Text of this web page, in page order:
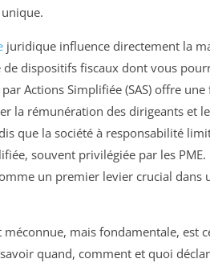
juridique influence directement la
dispositifs fiscaux dont vous
Actions Simplifiée (SAS) offre
la rémunération des dirigeants et
que la société à responsabilité
souvent privilégiée par les
un premier levier crucial dans
mais fondamentale, est
quand, comment et quoi